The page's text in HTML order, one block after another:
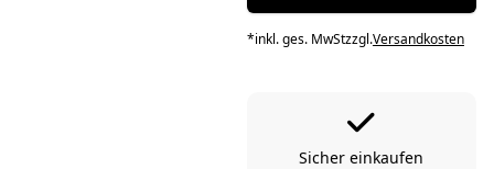
*inkl. ges. MwStzzgl.Versandkosten
Sicher einkaufen